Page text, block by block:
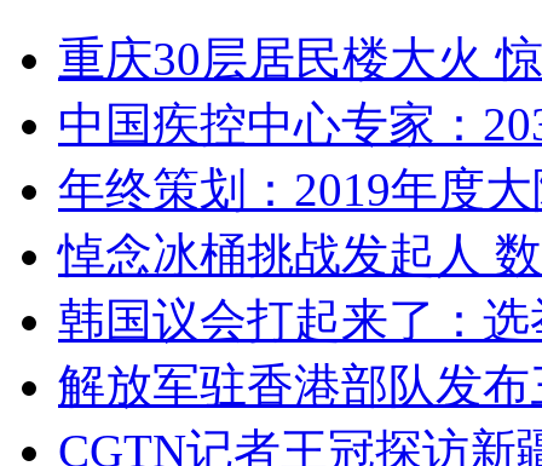
重庆30层居民楼大火
中国疾控中心专家：
年终策划：2019年度
悼念冰桶挑战发起人
韩国议会打起来了：
解放军驻香港部队发
CGTN记者王冠探访新